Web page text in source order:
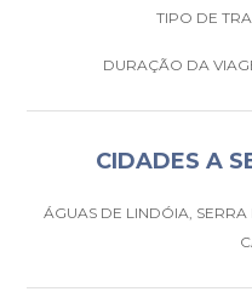
TIPO DE
DURAÇÃO DA
CIDADES A
ÁGUAS DE LINDÓIA,